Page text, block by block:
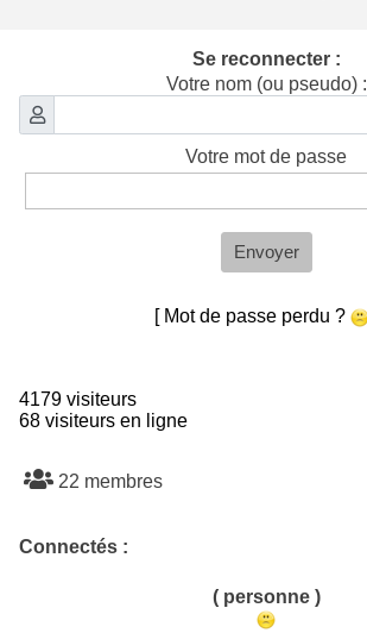
Se reconnecter :
Votre nom (ou pseudo) :
Votre mot de passe
Envoyer
[ Mot de passe perdu ?
4179 visiteurs
68 visiteurs en ligne
22 membres
Connectés :
( personne )